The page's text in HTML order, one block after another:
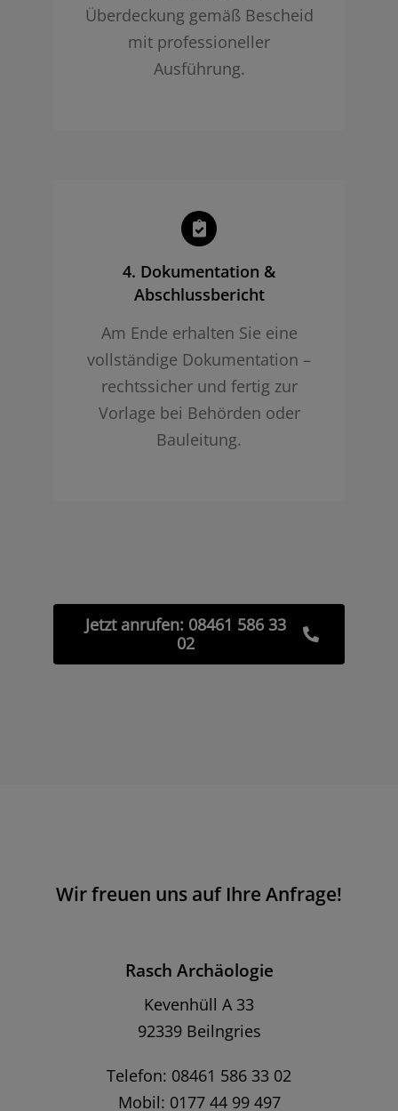
Überdeckung gemäß Bescheid
mit professioneller
Ausführung.
4. Dokumentation &
Abschlussbericht
Am Ende erhalten Sie eine
vollständige Dokumentation –
rechtssicher und fertig zur
Vorlage bei Behörden oder
Bauleitung.
Jetzt anrufen: 08461 586 33
02
Wir freuen uns auf Ihre Anfrage!
Rasch Archäologie
Kevenhüll A 33
92339 Beilngries
Telefon: 08461 586 33 02
Mobil: 0177 44 99 497